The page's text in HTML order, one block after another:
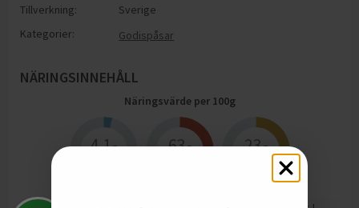
Tillverkning:
Sverige
Kategorier:
Godispåsar
NÄRINGSINNEHÅLL
Näringsvärde per 100g
4.1g 63g 23g